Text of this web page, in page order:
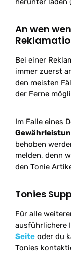
An wen
Bei einer
immer zuerst
den meisten
der Ferne
Im Falle eines
behoben
melden, denn
den Tonie
Tonies
Für alle
ausführlichere
Seite oder du
Tonies